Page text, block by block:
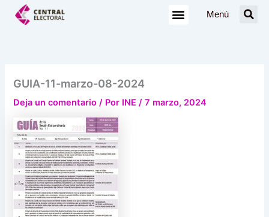
Menú
GUIA-11-marzo-08-2024
Deja un comentario / Por INE/7 marzo, 2024